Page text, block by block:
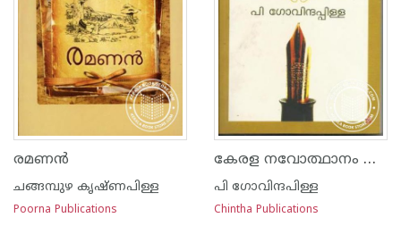
രമണ‌ന്‍
ചങ്ങമ്പുഴ കൃഷ്ണപിള്ള
Poorna Publications
കേരള നവോത്ഥാനം നാലാംസഞ്ചിക
പി ഗോവിന്ദപിള്ള
Chintha Publications